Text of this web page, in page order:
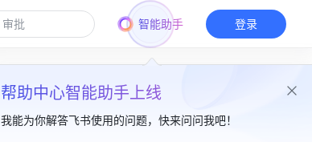
智能助手
帮助中心智能助手上线
我能为你解答飞书使用的问题，快来问问我吧！
登录